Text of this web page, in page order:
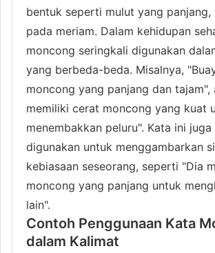
bentuk seperti mulut yang
pada meriam. Dalam kehidupan
moncong seringkali digunakan
yang berbeda-beda. Misalnya,
moncong yang panjang dan tajam",
memiliki cerat moncong yang kuat
menembakkan peluru". Kata ini
digunakan untuk menggambarkan
kebiasaan seseorang, seperti "Dia
moncong yang panjang untuk
lain".
Contoh Penggunaan Kata
dalam Kalimat